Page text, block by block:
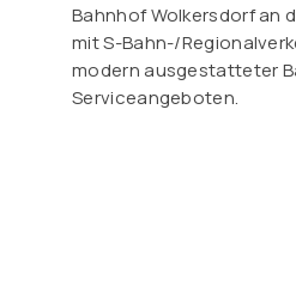
Bahnhof Wolkersdorf an
mit S-Bahn-/
modern ausgestatteter
Serviceangeboten.